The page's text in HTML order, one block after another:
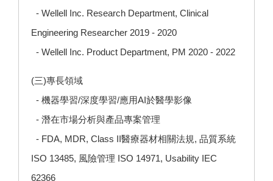
- Wellell Inc. Research Department, Clinical
Engineering Researcher 2019 - 2020
- Wellell Inc. Product Department, PM 2020 - 2022
(三)專長領域
- 機器學習/深度學習/應用AI於醫學影像
- 潛在市場分析與產品專案管理
- FDA, MDR, Class II醫療器材相關法規, 品質系統
ISO 13485, 風險管理 ISO 14971, Usability IEC
62366